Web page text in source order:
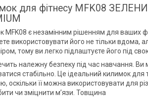
для фітнесу MFK08
MFK08 є незамінним рішенням для ваших
використовувати його не тільки вдома,
тому ви легко підлаштуєте його під
належну безпеку під час навчання. Ви
стабільно. Це ідеальний килимок для
оскільки її можна використовувати для
чи зміцнити м’язи. Товщина